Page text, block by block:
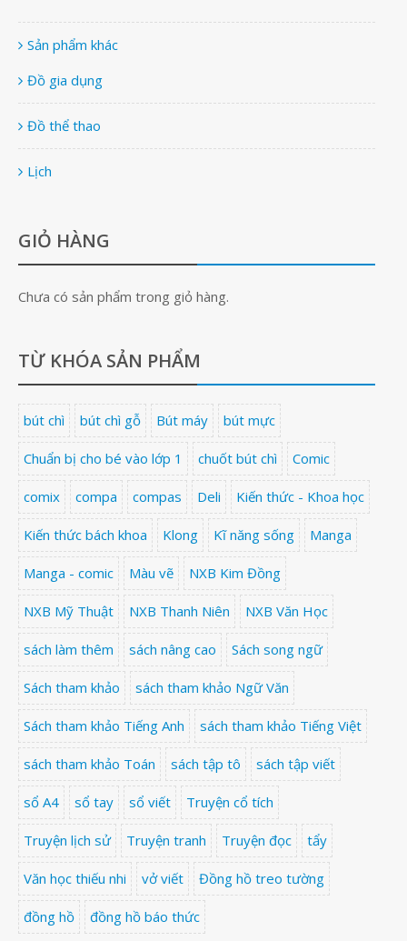
Sản phẩm khác
Đồ gia dụng
Đồ thể thao
Lịch
GIỎ HÀNG
Chưa có sản phẩm trong giỏ hàng.
TỪ KHÓA SẢN PHẨM
bút chì bút chì gỗ Bút máy bút mực
Chuẩn bị cho bé vào lớp 1 chuốt bút chì Comic
comix compa compas Deli Kiến thức - Khoa học
Kiến thức bách khoa Klong Kĩ năng sống Manga
Manga - comic Màu vẽ NXB Kim Đồng
NXB Mỹ Thuật NXB Thanh Niên NXB Văn Học
sách làm thêm sách nâng cao Sách song ngữ
Sách tham khảo sách tham khảo Ngữ Văn
Sách tham khảo Tiếng Anh sách tham khảo Tiếng Việt
sách tham khảo Toán sách tập tô sách tập viết
sổ A4 sổ tay sổ viết Truyện cổ tích
Truyện lịch sử Truyện tranh Truyện đọc tẩy
Văn học thiếu nhi vở viết Đồng hồ treo tường
đồng hồ đồng hồ báo thức